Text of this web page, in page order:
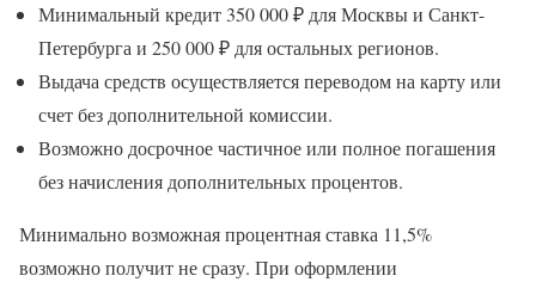
Минимальный кредит 350 000 ₽ для Москвы и Санкт-
Петербурга и 250 000 ₽ для остальных регионов.
Выдача средств осуществляется переводом на карту или
счет без дополнительной комиссии.
Возможно досрочное частичное или полное погашения
без начисления дополнительных процентов.
Минимально возможная процентная ставка 11,5%
возможно получит не сразу. При оформлении